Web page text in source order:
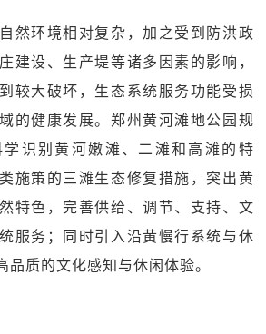
然环境相对复杂，加之受到防洪政
建设、生产堤等诸多因素的影响，
较大破坏，生态系统服务功能受损
的健康发展。郑州黄河滩地公园规
识别黄河嫩滩、二滩和高滩的特
施策的三滩生态修复措施，突出黄
特色，完善供给、调节、支持、文
服务；同时引入沿黄慢行系统与休
品质的文化感知与休闲体验。